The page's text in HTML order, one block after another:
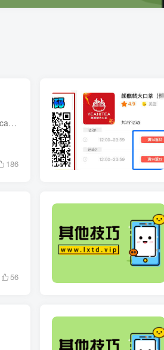
交易所合集：币安：https://accounts.maxweb.academy/register?ref=RWMYZZQ【邀请码：RWMYZZQ】手续费减免欧易：https://www.hnzhcf.com/join/7145716 【邀请码：7145716 】Deep 深币：https://...
186
56